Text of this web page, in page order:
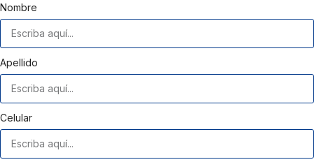
Nombre
Apellido
Celular